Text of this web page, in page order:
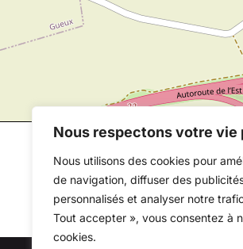
Nous respectons votre vie
Nous utilisons des cookies pour
de navigation, diffuser des
personnalisés et analyser notre
Tout accepter », vous consentez à
cookies.